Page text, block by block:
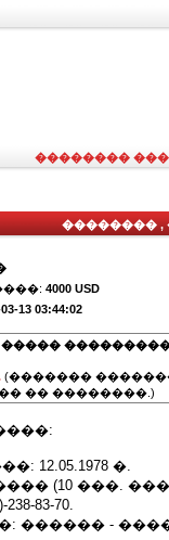
��������
�������� ,
4000 USD
13 03:44:02
(�������
�� ��������.)
12.05.1978 �.
(10 ���.
83-70.
������ -